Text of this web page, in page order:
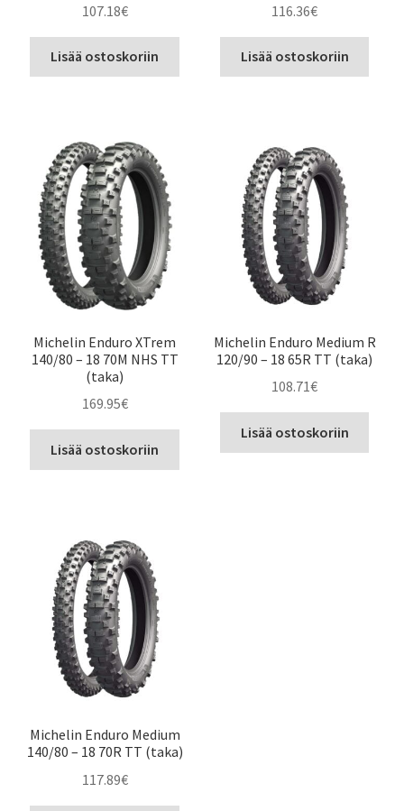
107.18€
Lisää ostoskoriin
116.36€
Lisää ostoskoriin
Michelin Enduro XTrem
140/80 – 18 70M NHS TT
(taka)
169.95€
Lisää ostoskoriin
Michelin Enduro Medium R
120/90 – 18 65R TT (taka)
108.71€
Lisää ostoskoriin
Michelin Enduro Medium
140/80 – 18 70R TT (taka)
117.89€